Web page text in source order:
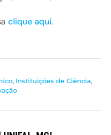
clique aqui.
, Instituições de Ciência,